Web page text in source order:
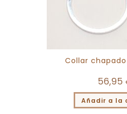
Collar
56,95
Añadir a la